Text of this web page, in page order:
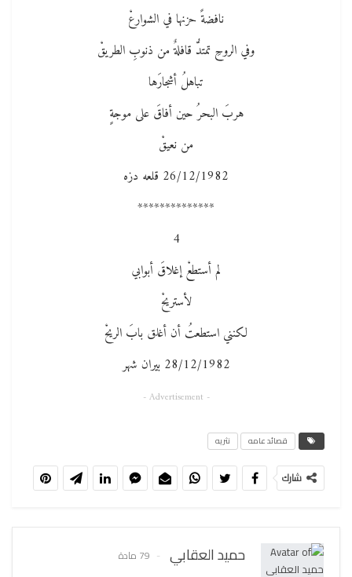
نافضةً حزنها في الشوارعْ
وفي الروحِ تمتدُّ قافلةٌ من ذنوبِ الطريقْ
تباهلُ أشجارَها
هربَ البحرُ حين أفاقَ على موجةٍ
من نعيقْ
26/12/1982 قلعه دزه
**************
4
لم أستطعْ إغلاقَ أبوابي
لأستريحْ
لكنني استطعتُ أن أغلق بابَ الريحْ
28/12/1982 بيران شهر
- Advertisement -
قصائد عامه نثريه
شارك
حميد العقابي 79 مادة